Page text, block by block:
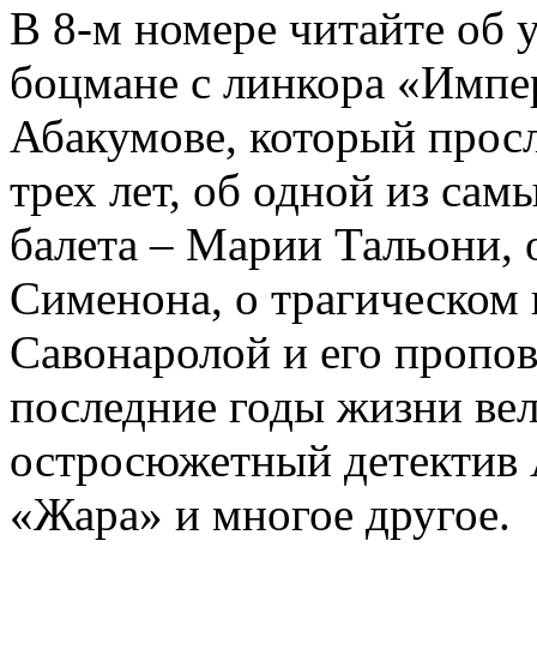
В 8-м номере читайте об
боцмане с линкора
Абакумове, который
трех лет, об одной из
балета – Марии
Сименона, о трагическом
Савонаролой и его
последние годы жизни
остросюжетный детектив
«Жара» и многое другое.